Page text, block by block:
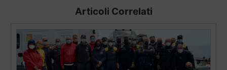
Articoli Correlati